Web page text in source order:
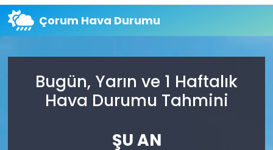
Çorum Hava Durumu
Bugün, Yarın ve 1 Haftalık
Hava Durumu Tahmini
ŞU AN
Trafik Durumu
Süper Lig Puan Durumu ve Fikstür
Son Dakika Haberleri